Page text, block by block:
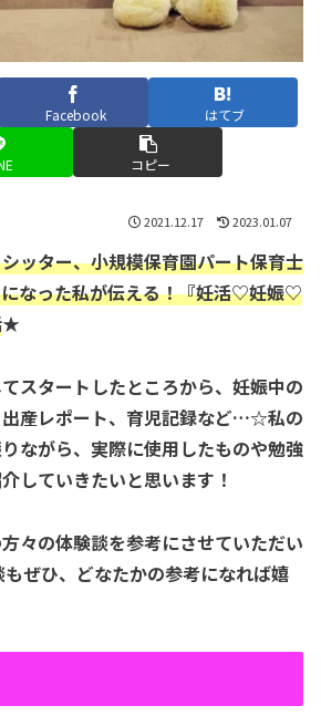
Facebook はてブ
コピー
2021.12.17 2023.01.07
ッター、小規模保育園パート保育士
なった私が伝える！『妊活♡妊娠♡
★
スタートしたところから、妊娠中の
産レポート、育児記録など…☆私の
ながら、実際に使用したものや勉強
していきたいと思います！
々の体験談を参考にさせていただい
ぜひ、どなたかの参考になれば嬉